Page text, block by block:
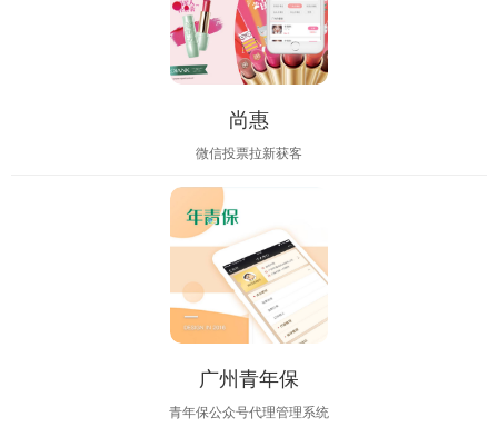
尚惠
微信投票拉新获客
广州青年保
青年保公众号代理管理系统